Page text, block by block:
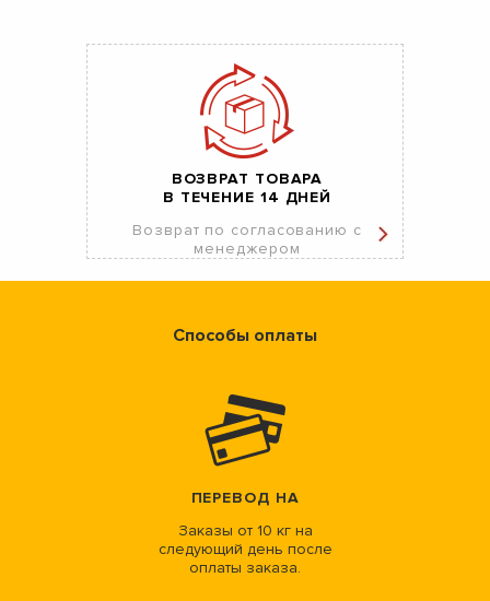
ВОЗВРАТ ТОВАРА
В ТЕЧЕНИЕ 14 ДНЕЙ
Возврат по согласованию с
менеджером
Способы оплаты
ПЕРЕВОД НА
Заказы от 10 кг на
следующий день после
оплаты заказа.